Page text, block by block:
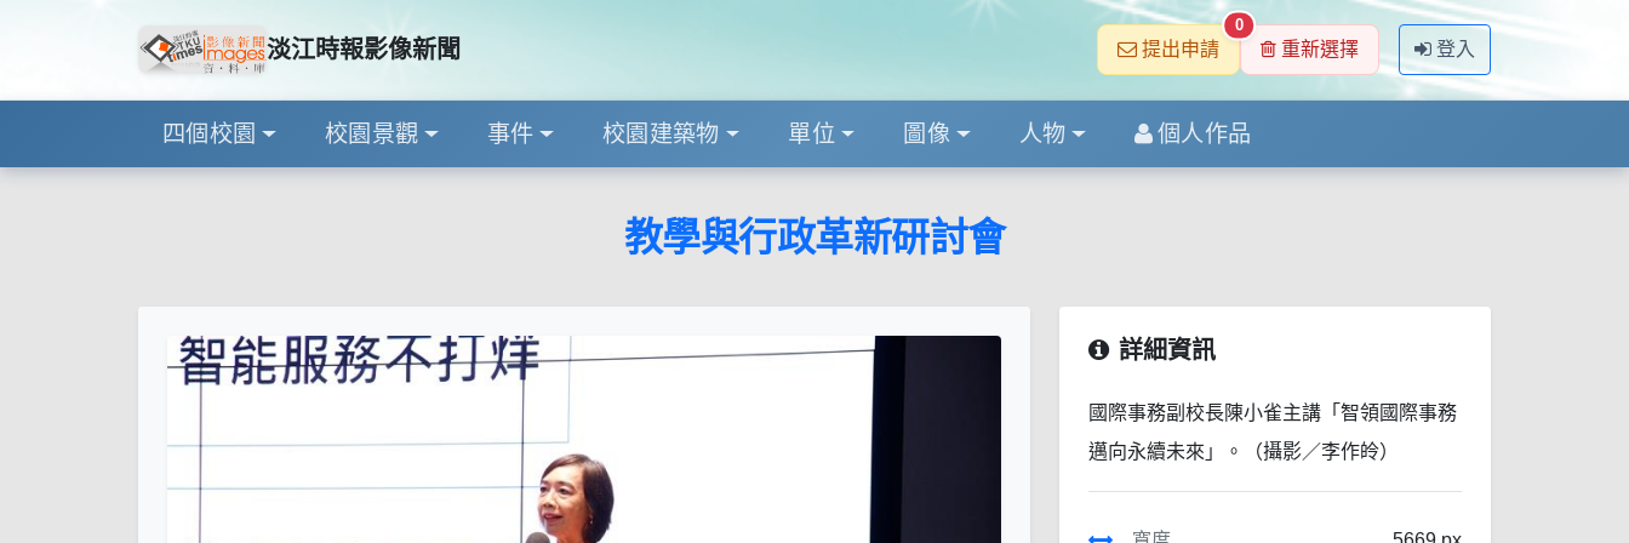
淡江時報影像新聞 提出申請
0
重新選擇 登入
四個校園 校園景觀 事件 校園建築物 單位 圖像 人物 個人作品
教學與行政革新研討會
詳細資訊
國際事務副校長陳小雀主講「智領國際事務
邁向永續未來」。（攝影／李作皊）